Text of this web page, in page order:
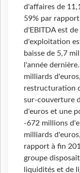
d'affaires de
59% par
d'EBITDA est
d'exploitation
baisse de 5,7
l'année
milliards
restructuration
sur-couverture
d'euros et une
-672 millions
milliards
rapport à fin
groupe
liquidités et de